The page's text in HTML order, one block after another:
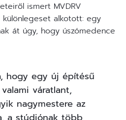
ismert MVDRV
alkotott: egy
át úgy, hogy úszómedence
hogy egy új építésű
váratlant,
nagymestere az